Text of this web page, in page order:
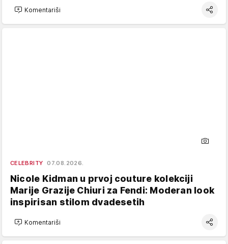
Komentariši
CELEBRITY 07.08.2026.
Nicole Kidman u prvoj couture kolekciji
Marije Grazije Chiuri za Fendi: Moderan look
inspirisan stilom dvadesetih
Komentariši